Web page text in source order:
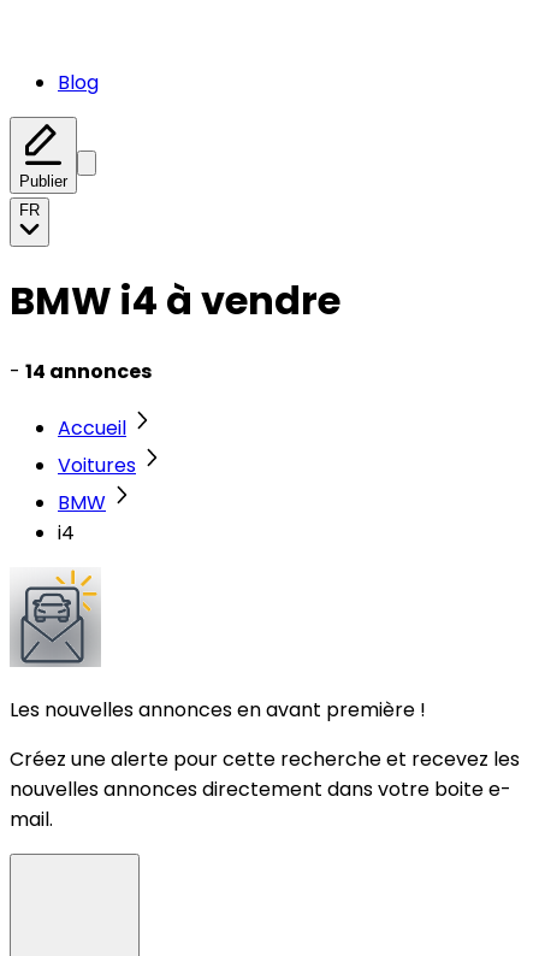
Blog
Publier
FR
BMW i4 à vendre
- 14 annonces
Accueil
Voitures
BMW
i4
Les nouvelles annonces en avant première !
Créez une alerte pour cette recherche et recevez les
nouvelles annonces directement dans votre boite e-
mail.